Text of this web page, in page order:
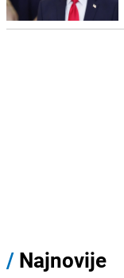
/ Najnovije